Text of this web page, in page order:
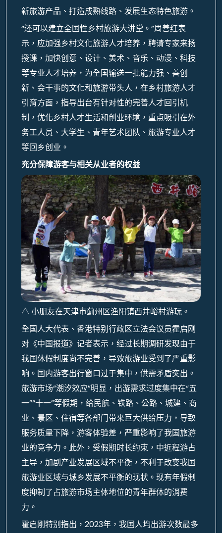
新旅游产品、打造成熟线路、发展生态特色旅游。
“还可以建立全国性乡村旅游大讲堂。”周善红表
示，应加强乡村文化旅游人才培养，聘请专家来扬
授课，加快创意、设计、美术、音乐、动漫、科技
等专业人才培养，为全国输送一批能力强、善创
新、会干事的文化和旅游带头人，在乡村旅游人才
引育方面，指导出台有针对性的完善人才回引机
制，优化乡村人才生活和创业环境，重点吸引在外
务工人员、大学生、青年艺术团队、旅游专业人才
等回乡创业。
充分保障游客与相关从业者的权益
△ 小朋友在天津市蓟州区渔阳镇西井峪村游玩。
全国人大代表、香港特别行政区立法会议员霍启刚
对《中国报道》记者表示，经过长期调研发现由于
我国休假制度尚不完善，导致旅游业受到了严重影
响。国内游客出行窗口过于集中，供需矛盾突出。
旅游市场“潮汐效应”明显，出游需求过度集中在“五
一”“十一”等假期，给民航、铁路、公路、城建、商
业、景区、住宿等各部门带来巨大供给压力，导致
服务质量下降，游客体验差，严重影响了我国旅游
业的竞争力。此外，受假期时长约束，中近程游占
主导，加剧产业发展区域不平衡，不利于改变我国
旅游业区域与城乡发展不平衡的现状。现有年假制
度抑制了占旅游市场主体地位的青年群体的消费
力。
霍启刚特别指出，2023年，我国人均出游次数最多